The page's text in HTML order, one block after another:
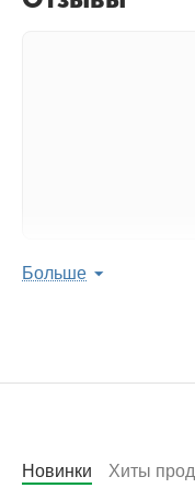
Больше
Новинки Хиты